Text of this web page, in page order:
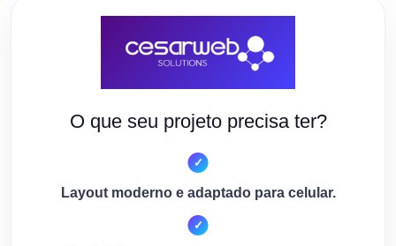
O que seu projeto precisa ter?
Layout moderno e adaptado para celular.